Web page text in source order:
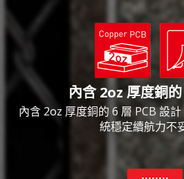
內含 2oz 厚度銅
內含 2oz 厚度銅的 6 層 PCB 設
統穩定續航力不